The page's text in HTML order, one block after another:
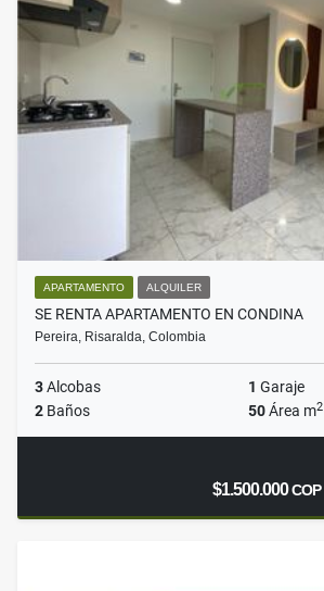
APARTAMENTO ALQUILER
SE RENTA APARTAMENTO EN CONDINA
Pereira, Risaralda, Colombia
3Alcobas 1 Garaje
2 Baños 50Área m2
$1.500.000COP